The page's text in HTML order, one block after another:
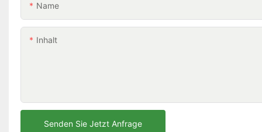
Name
Inhalt
Senden Sie Jetzt Anfrage